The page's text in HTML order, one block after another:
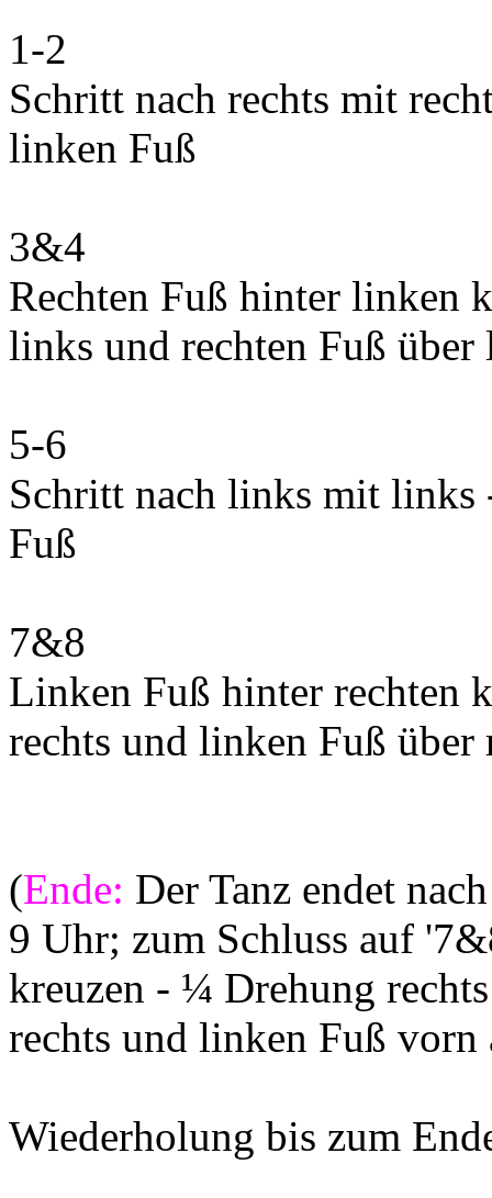
1-2
Schritt nach rechts mit
linken Fuß
3&4
Rechten Fuß hinter linken
links und rechten Fuß über
5-6
Schritt nach links mit links
Fuß
7&8
Linken Fuß hinter rechten
rechts und linken Fuß über
(Ende: Der Tanz endet
9 Uhr; zum Schluss auf
kreuzen - ¼ Drehung
rechts und linken Fuß
Wiederholung bis zum